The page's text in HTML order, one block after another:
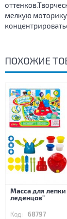
мелкую
ПОХОЖИЕ
Масса для
леденцов"
Код: 68797